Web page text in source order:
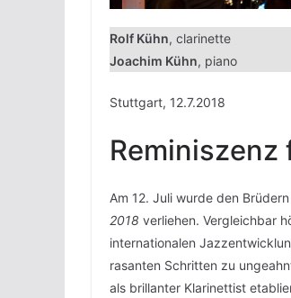
Rolf Kühn, clarinette
Joachim Kühn, piano
Stuttgart, 12.7.2018
Am 12. Juli wurde den Brüdern
2018 verliehen. Vergleichbar
internationalen
rasanten Schritten zu
als brillanter Klarinettist